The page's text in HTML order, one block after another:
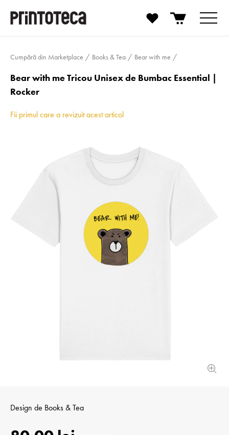
Cumpără din Marketplace Books & Tea Bear with me
Bear with me Tricou Unisex de Bumbac Essential |
Rocker
Fii primul care a revizuit acest articol
Design de Books & Tea